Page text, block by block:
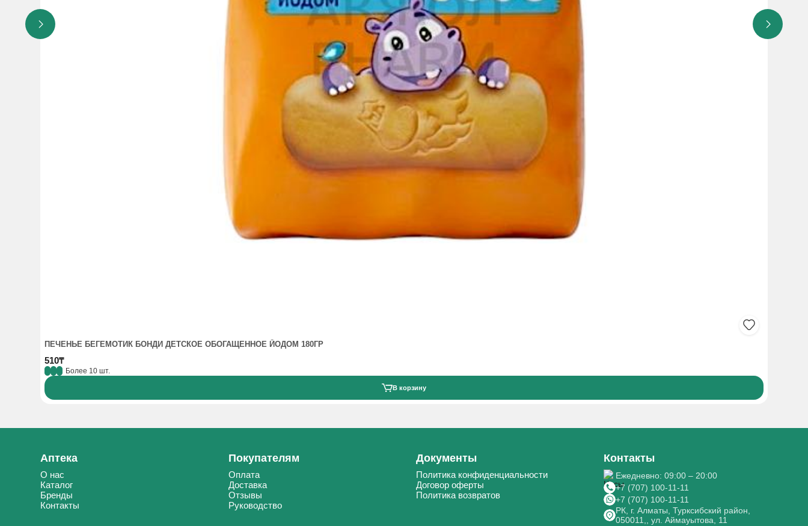
ПЕЧЕНЬЕ БЕГЕМОТИК БОНДИ ДЕТСКОЕ ОБОГАЩЕННОЕ ЙОДОМ 180ГР
510₸
Более 10 шт.
В корзину
Аптека
О нас
Каталог
Бренды
Контакты
Покупателям
Оплата
Доставка
Отзывы
Руководство
Документы
Политика конфиденциальности
Договор оферты
Политика возвратов
Контакты
Ежедневно: 09:00 – 20:00
+7 (707) 100-11-11
+7 (707) 100-11-11
РК, г. Алматы, Турксибский район,
050011,, ул. Аймауытова, 11